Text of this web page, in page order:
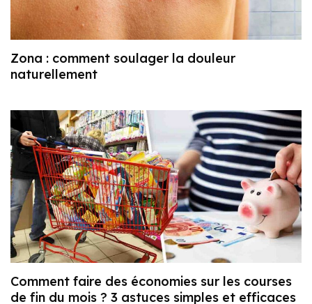
Zona : comment soulager la douleur
naturellement
Comment faire des économies sur les courses
de fin du mois ? 3 astuces simples et efficaces